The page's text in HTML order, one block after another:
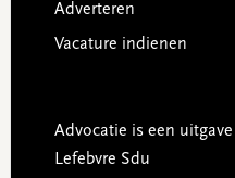
Adverteren
Vacature indienen
Advocatie is een uitgave
Lefebvre Sdu